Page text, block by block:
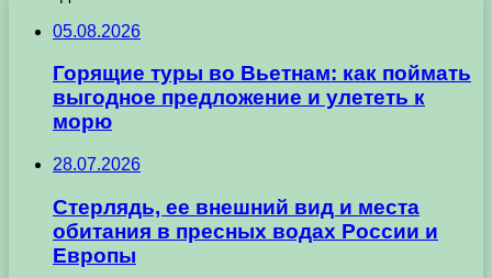
05.08.2026
Горящие туры во Вьетнам: как поймать
выгодное предложение и улететь к
морю
28.07.2026
Стерлядь, ее внешний вид и места
обитания в пресных водах России и
Европы